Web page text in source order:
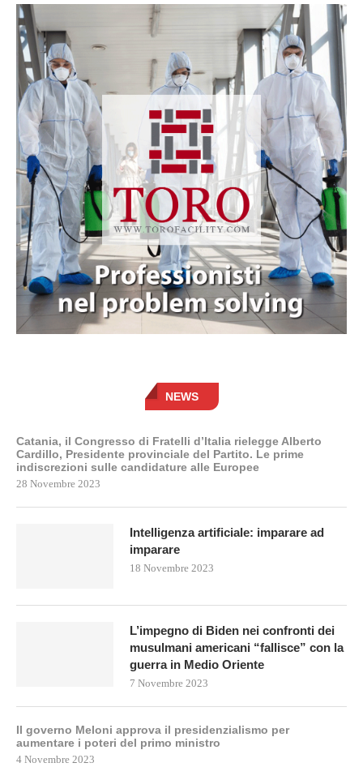
NEWS
Catania, il Congresso di Fratelli d’Italia rielegge Alberto
Cardillo, Presidente provinciale del Partito. Le prime
indiscrezioni sulle candidature alle Europee
28 Novembre 2023
Intelligenza artificiale: imparare ad
imparare
18 Novembre 2023
L’impegno di Biden nei confronti dei
musulmani americani “fallisce” con la
guerra in Medio Oriente
7 Novembre 2023
Il governo Meloni approva il presidenzialismo per
aumentare i poteri del primo ministro
4 Novembre 2023